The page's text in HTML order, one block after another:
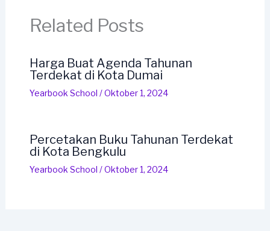
Related Posts
Harga Buat Agenda Tahunan
Terdekat di Kota Dumai
Yearbook School /Oktober 1, 2024
Percetakan Buku Tahunan Terdekat
di Kota Bengkulu
Yearbook School /Oktober 1, 2024